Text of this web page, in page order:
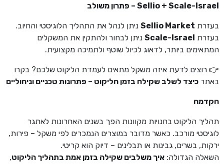
Sellio + Scale-Israel – פתרון משולב
בעזרת Sellio Market ניתן לנהל את התהליך הלוגיסטי והחיוב.
בעזרת Scale-Israel ניתן לבחור ולהתקין את המשקלים
המתאימים ביותר, לדאוג לכיול שוטף ולתמיכה מקצועית.
👉 רוצים לדעת איזה משקל מתאים לעמדת הליקוט שלכם? בקרו
באתר כיצד לשלב שקילה בזמן הליקוט – פתרונות טכניים וניהוליים
הקדמה
תהליך הליקוט בחנויות מקוונות הפך בשנים האחרונות לאתגר
לוגיסטי מורכב. כאשר מדובר במוצרים הנמכרים לפי משקל – פירות,
ירקות, בשרים, גבינות או תבלינים – דיוק הוא קריטי.
השאלה הגדולה: איך משלבים שקילה בזמן אמת בתהליך הליקוט,